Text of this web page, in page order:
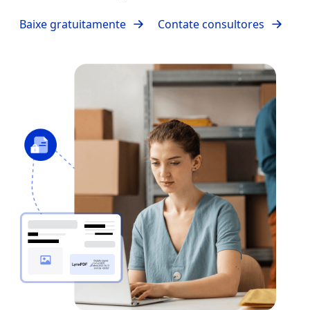
Baixe gratuitamente Contate consultores